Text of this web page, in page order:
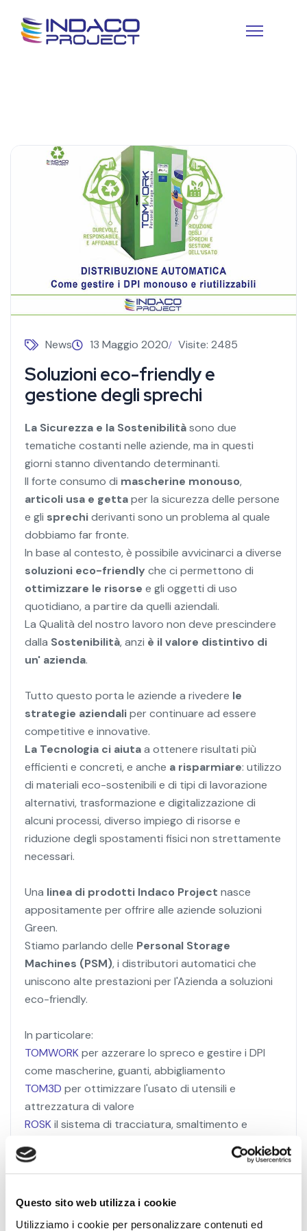
Questo sito web utilizza i cookie
Utilizziamo i cookie per personalizzare contenuti ed
Soluzioni eco-friendly e
gestione degli sprechi
News 13 Maggio 2020 Visite: 2485
La Sicurezza e la Sostenibilitàsono due
tematiche costanti nelle aziende, ma in questi
giorni stanno diventando determinanti.
Il forte consumo di mascherine monouso,
articoli usa e gettaper la sicurezza delle persone
e gli sprechiderivanti sono un problema al quale
dobbiamo far fronte.
In base al contesto, è possibile avvicinarci a diverse
soluzioni eco-friendly che ci permettono di
ottimizzare le risorse e gli oggetti di uso
quotidiano, a partire da quelli aziendali.
La Qualità del nostro lavoro non deve prescindere
dalla Sostenibilità, anzi è il valore distintivo di
un' azienda.
Tutto questo porta le aziende a rivedere le
strategie aziendaliper continuare ad essere
competitive e innovative.
La Tecnologia ci aiutaa ottenere risultati più
efficienti e concreti, e anche a risparmiare: utilizzo
di materiali eco-sostenibili e di tipi di lavorazione
alternativi, trasformazione e digitalizzazione di
alcuni processi, diverso impiego di risorse e
riduzione degli spostamenti fisici non strettamente
necessari.
Una linea di prodotti Indaco Project nasce
appositamente per offrire alle aziende soluzioni
Green.
Stiamo parlando delle Personal Storage
Machines (PSM), i distributori automatici che
uniscono alte prestazioni per l'Azienda a soluzioni
eco-friendly.
In particolare:
TOMWORKper azzerare lo spreco e gestire i DPI
come mascherine, guanti, abbigliamento
TOM3D per ottimizzare l'usato di utensili e
attrezzatura di valore
ROSKil sistema di tracciatura, smaltimento e
****
#aziendagreen